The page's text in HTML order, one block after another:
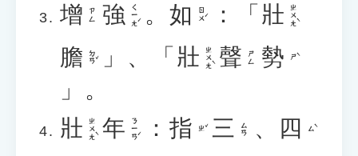
增 ㄗㄥ 強 ㄑㄧㄤˊ 。 如 ㄖㄨˊ ：「 壯 ㄓㄨㄤˋ
膽 ㄉㄢˇ 」、「 壯 ㄓㄨㄤˋ 聲 ㄕㄥ 勢 ㄕˋ
」。
壯 ㄓㄨㄤˋ 年 ㄋㄧㄢˊ ： 指 ㄓˇ 三 ㄙㄢ 、 四 ㄙˋ